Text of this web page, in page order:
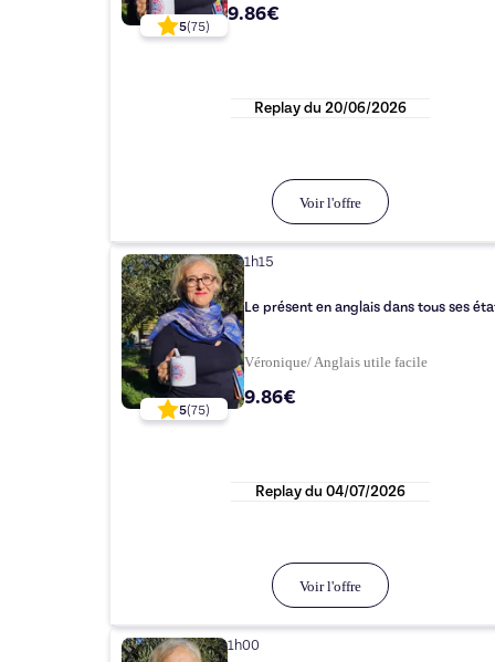
5(75)
9.86€
Replay du 20/06/2026
Voir l'offre
5(75)
1h15
Le présent en anglais dans tous ses
Véronique/ Anglais utile facile
9.86€
Replay du 04/07/2026
Voir l'offre
1h00